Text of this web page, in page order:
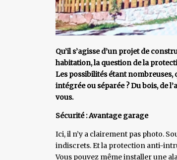
Qu’il s’agisse d’un projet de
habitation, la question de la
Les possibilités étant
intégrée ou séparée ? Du bois, de
vous.
Sécurité : Avantage garage
Ici, il n’y a clairement pas photo.
indiscrets. Et la protection anti-
Vous pouvez même installer une